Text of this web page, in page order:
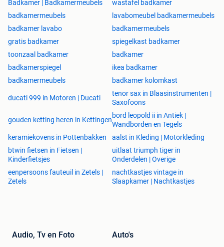
Badkamer | Badkamermeubels
wastafel badkamer
badkamermeubels
lavabomeubel badkamermeubels
badkamer lavabo
badkamermeubels
gratis badkamer
spiegelkast badkamer
toonzaal badkamer
badkamer
badkamerspiegel
ikea badkamer
badkamermeubels
badkamer kolomkast
ducati 999 in Motoren | Ducati
tenor sax in Blaasinstrumenten |
Saxofoons
gouden ketting heren in Kettingen
bord leopold ii in Antiek |
Wandborden en Tegels
keramiekovens in Pottenbakken
aalst in Kleding | Motorkleding
btwin fietsen in Fietsen |
Kinderfietsjes
uitlaat triumph tiger in
Onderdelen | Overige
eenpersoons fauteuil in Zetels |
Zetels
nachtkastjes vintage in
Slaapkamer | Nachtkastjes
Audio, Tv en Foto Auto's